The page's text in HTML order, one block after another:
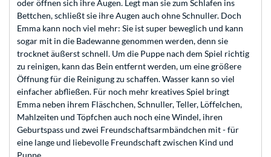
oder öffnen sich ihre Augen. Legt man sie zum Schlafen ins
Bettchen, schließt sie ihre Augen auch ohne Schnuller. Doch
Emma kann noch viel mehr: Sie ist super beweglich und kann
sogar mit in die Badewanne genommen werden, denn sie
trocknet äußerst schnell. Um die Puppe nach dem Spiel richtig
zu reinigen, kann das Bein entfernt werden, um eine größere
Öffnung für die Reinigung zu schaffen. Wasser kann so viel
einfacher abfließen. Für noch mehr kreatives Spiel bringt
Emma neben ihrem Fläschchen, Schnuller, Teller, Löffelchen,
Mahlzeiten und Töpfchen auch noch eine Windel, ihren
Geburtspass und zwei Freundschaftsarmbändchen mit - für
eine lange und liebevolle Freundschaft zwischen Kind und
Puppe.